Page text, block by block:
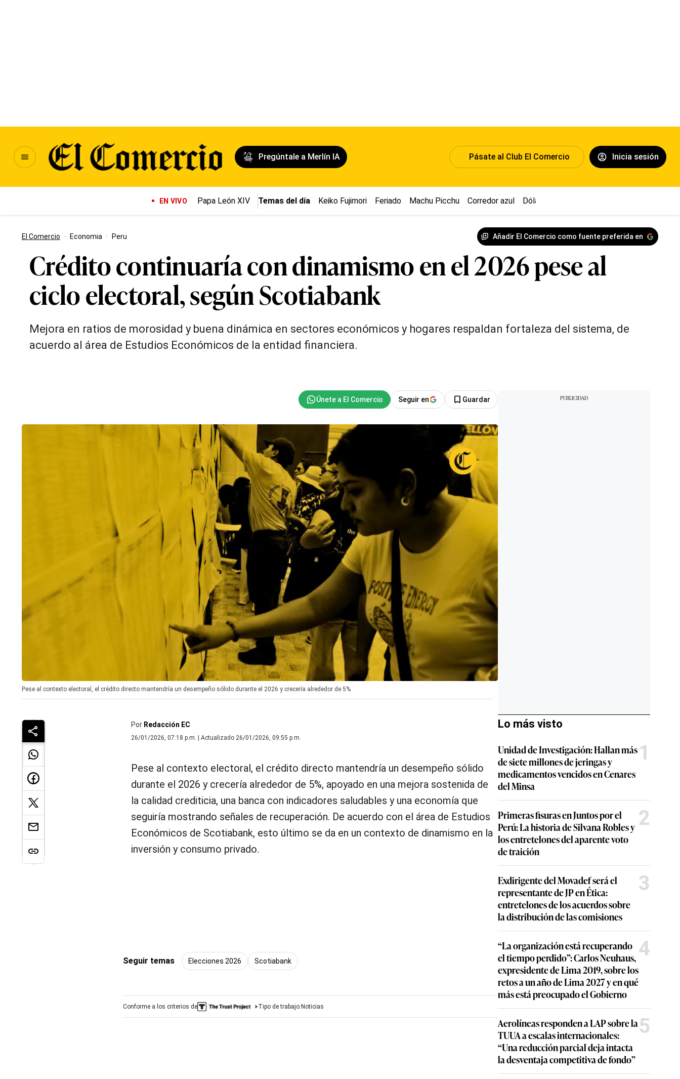
Pregúntale a Merlín IA Pásate al Club El Comercio Inicia sesión
EN VIVO Papa León XIV Temas del día Keiko Fujimori Feriado Machu Picchu Corredor azul Dólar
El Comercio · Economia · Peru Añadir El Comercio como fuente preferida en
Crédito continuaría con dinamismo en el 2026 pese al
ciclo electoral, según Scotiabank
Mejora en ratios de morosidad y buena dinámica en sectores económicos y hogares respaldan fortaleza del sistema, de
acuerdo al área de Estudios Económicos de la entidad financiera.
Seguir en Guardar
Pese al contexto electoral, el crédito directo mantendría un desempeño sólido durante el 2026 y crecería alrededor de 5%
Por Redacción EC
26/01/2026, 07:18 p.m. | Actualizado 26/01/2026, 09:55 p.m.
Pese al contexto electoral, el crédito directo mantendría un desempeño sólido
durante el 2026 y crecería alrededor de 5%, apoyado en una mejora sostenida de
la calidad crediticia, una banca con indicadores saludables y una economía que
seguiría mostrando señales de recuperación. De acuerdo con el área de Estudios
Económicos de Scotiabank, esto último se da en un contexto de dinamismo en la
inversión y consumo privado.
Seguir temas Elecciones 2026 Scotiabank
Conforme a los criterios de Tipo de trabajo: Noticias
Lo más visto
Unidad de Investigación: Hallan más
de siete millones de jeringas y
medicamentos vencidos en Cenares
del Minsa
1
Primeras fisuras en Juntos por el
Perú: La historia de Silvana Robles y
los entretelones del aparente voto
de traición
2
Exdirigente del Movadef será el
representante de JP en Ética:
entretelones de los acuerdos sobre
la distribución de las comisiones
3
“La organización está recuperando
el tiempo perdido”: Carlos Neuhaus,
expresidente de Lima 2019, sobre los
retos a un año de Lima 2027 y en qué
más está preocupado el Gobierno
4
Aerolíneas responden a LAP sobre la
TUUA a escalas internacionales:
“Una reducción parcial deja intacta
la desventaja competitiva de fondo”
5